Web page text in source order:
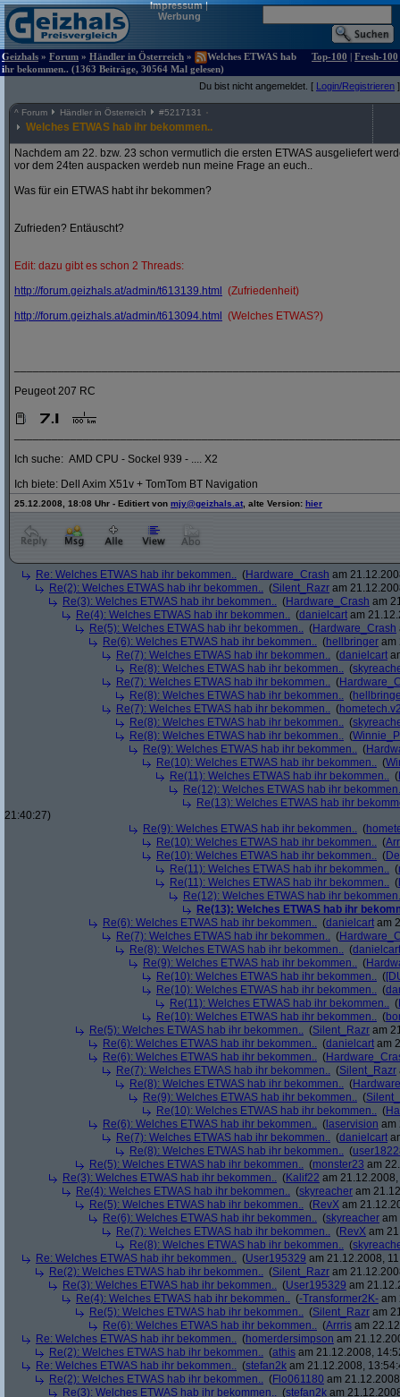
Impressum|
Werbung
Geizhals » Forum » Händler in Österreich »
Welches ETWAS hab
ihr bekommen.. (1363 Beiträge, 30564 Mal gelesen)
Top-100 | Fresh-100
Du bist nicht angemeldet. [ Login/Registrieren ]
^ Forum Händler in Österreich #5217131
Welches ETWAS hab ihr bekommen..
Nachdem am 22. bzw. 23 schon vermutlich die ersten ETWAS ausgeliefert
vor dem 24ten auspacken werdeb nun meine Frage an euch..
Was für ein ETWAS habt ihr bekommen?
Zufrieden? Entäuscht?
Edit: dazu gibt es schon 2 Threads:
http://forum.geizhals.at/admin/t613139.html
(Zufriedenheit)
http://forum.geizhals.at/admin/t613094.html (Welches ETWAS?)
Peugeot 207 RC
Ich suche: AMD CPU - Sockel 939 - .... X2
Ich biete: Dell Axim X51v + TomTom BT Navigation
25.12.2008, 18:08 Uhr - Editiert von mjy@geizhals.at , alte Version: hier
Re: Welches ETWAS hab ihr bekommen.. (Hardware_Crash am
Re(2): Welches ETWAS hab ihr bekommen.. (Silent_Razr am
Re(3): Welches ETWAS hab ihr bekommen.. (Hardware_Crash am
Re(4): Welches ETWAS hab ihr bekommen.. (danielcart am
Re(5): Welches ETWAS hab ihr bekommen.. (Hardware_Crash
Re(6): Welches ETWAS hab ihr bekommen.. (hellbringer am
Re(7): Welches ETWAS hab ihr bekommen.. (danielcart
Re(8): Welches ETWAS hab ihr bekommen.. (
Re(7): Welches ETWAS hab ihr bekommen.. (
Re(8): Welches ETWAS hab ihr bekommen.. (
Re(7): Welches ETWAS hab ihr bekommen.. (
Re(8): Welches ETWAS hab ihr bekommen.. (
Re(8): Welches ETWAS hab ihr bekommen.. (
Re(9): Welches ETWAS hab ihr bekommen.. (
Re(10): Welches ETWAS hab ihr bekommen.. (
Re(11): Welches ETWAS hab ihr bekommen.. (
Re(12): Welches ETWAS hab ihr
Re(13): Welches ETWAS hab ihr
21:40:27)
Re(9): Welches ETWAS hab ihr bekommen.. (
Re(10): Welches ETWAS hab ihr bekommen.. (
Re(10): Welches ETWAS hab ihr bekommen.. (
Re(11): Welches ETWAS hab ihr bekommen.. (
Re(11): Welches ETWAS hab ihr bekommen.. (
Re(12): Welches ETWAS hab ihr
Re(13): Welches ETWAS hab ihr
Re(6): Welches ETWAS hab ihr bekommen.. (danielcart am
Re(7): Welches ETWAS hab ihr bekommen.. (
Re(8): Welches ETWAS hab ihr bekommen.. (danielcart
Re(9): Welches ETWAS hab ihr bekommen.. (
Re(10): Welches ETWAS hab ihr bekommen.. (
Re(10): Welches ETWAS hab ihr bekommen.. (
Re(11): Welches ETWAS hab ihr bekommen.. (
Re(10): Welches ETWAS hab ihr bekommen.. (
Re(5): Welches ETWAS hab ihr bekommen.. (Silent_Razr am
Re(6): Welches ETWAS hab ihr bekommen.. (danielcart am
Re(6): Welches ETWAS hab ihr bekommen.. (
Re(7): Welches ETWAS hab ihr bekommen.. (Silent_Razr
Re(8): Welches ETWAS hab ihr bekommen.. (
Re(9): Welches ETWAS hab ihr bekommen.. (
Re(10): Welches ETWAS hab ihr bekommen.. (
Re(6): Welches ETWAS hab ihr bekommen.. ( laservision am
Re(7): Welches ETWAS hab ihr bekommen.. (danielcart
Re(8): Welches ETWAS hab ihr bekommen.. (
Re(5): Welches ETWAS hab ihr bekommen.. (monster23 am
Re(3): Welches ETWAS hab ihr bekommen.. (Kalif22 am
Re(4): Welches ETWAS hab ihr bekommen.. (skyreacher am
Re(5): Welches ETWAS hab ihr bekommen.. (RevX am
Re(6): Welches ETWAS hab ihr bekommen.. (skyreacher am
Re(7): Welches ETWAS hab ihr bekommen.. (RevX am
Re(8): Welches ETWAS hab ihr bekommen.. (
Re: Welches ETWAS hab ihr bekommen.. (User195329 am 21.12.2008,
Re(2): Welches ETWAS hab ihr bekommen.. (Silent_Razr am
Re(3): Welches ETWAS hab ihr bekommen.. (User195329 am
Re(4): Welches ETWAS hab ihr bekommen.. (-Transformer2K- am
Re(5): Welches ETWAS hab ihr bekommen.. (Silent_Razr am
Re(6): Welches ETWAS hab ihr bekommen.. (Arrris am
Re: Welches ETWAS hab ihr bekommen.. (homerdersimpson am
Re(2): Welches ETWAS hab ihr bekommen.. (athis am 21.12.2008,
Re: Welches ETWAS hab ihr bekommen.. (stefan2k am 21.12.2008,
Re(2): Welches ETWAS hab ihr bekommen.. (Flo061180 am
Re(3): Welches ETWAS hab ihr bekommen.. (stefan2k am